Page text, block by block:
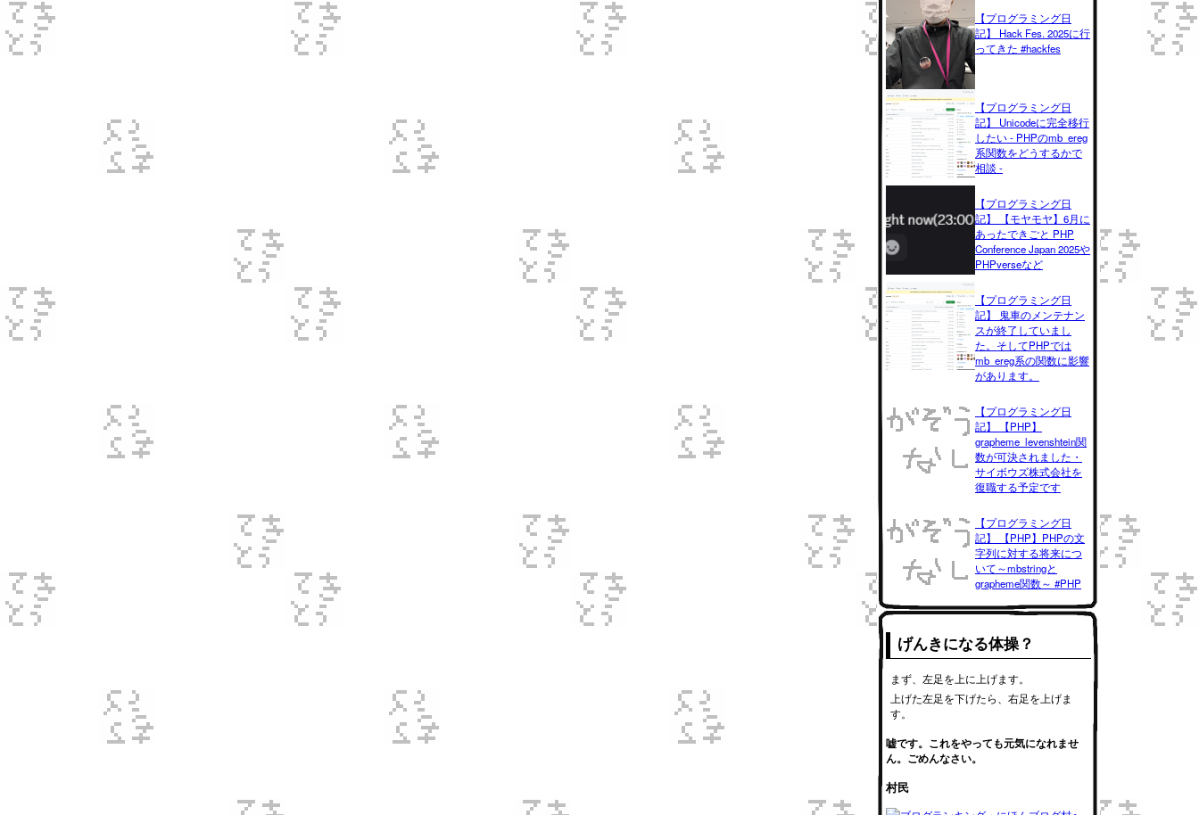
【プログラミング日
記】 Hack Fes. 2025に行
ってきた #hackfes
【プログラミング日
記】 Unicodeに完全移行
したい - PHPのmb_ereg
系関数をどうするかで
相談 -
【プログラミング日
記】 【モヤモヤ】6月に
あったできごと PHP
Conference Japan 2025や
PHPverseなど
【プログラミング日
記】 鬼車のメンテナン
スが終了していまし
た。そしてPHPでは
mb_ereg系の関数に影響
があります。
【プログラミング日
記】 【PHP】
grapheme_levenshtein関
数が可決されました・
サイボウズ株式会社を
復職する予定です
【プログラミング日
記】 【PHP】PHPの文
字列に対する将来につ
いて～mbstringと
grapheme関数～ #PHP
げんきになる体操？
まず、左足を上に上げます。
上げた左足を下げたら、右足を上げま
す。
嘘です。これをやっても元気になれませ
ん。ごめんなさい。
村民